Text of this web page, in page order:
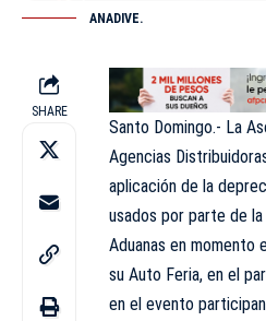
ANADIVE.
SHARE
Santo Domingo.- La
Agencias
aplicación de la
usados por parte de
Aduanas en momento
su Auto Feria, en el
en el evento